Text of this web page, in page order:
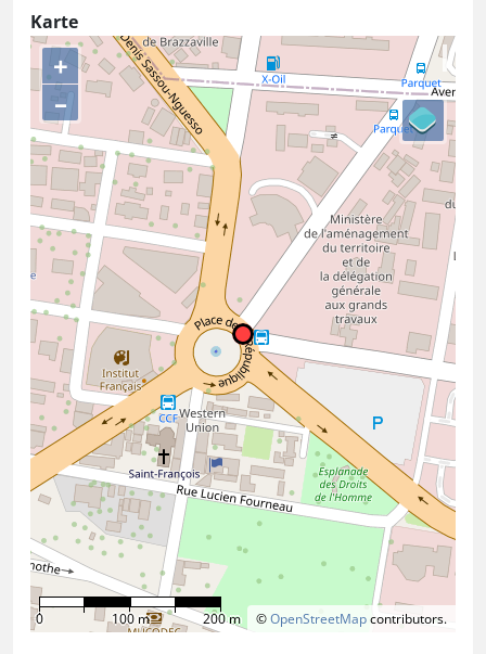
Karte
+
–
©OpenStreetMapcontributors.
0 100 m 200 m